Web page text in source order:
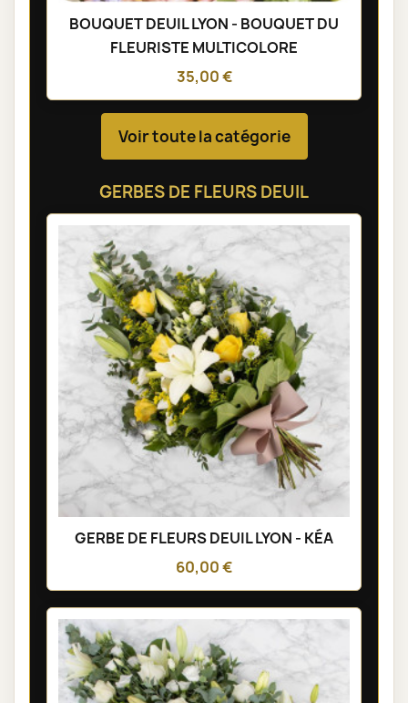
BOUQUET DEUIL LYON - BOUQUET DU
FLEURISTE MULTICOLORE
35,00 €
Voir toute la catégorie
GERBES DE FLEURS DEUIL
GERBE DE FLEURS DEUIL LYON - KÉA
60,00 €